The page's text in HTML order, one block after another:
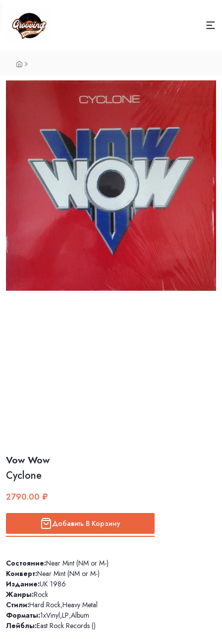
Vow Wow
Cyclone
2790.00 ₽
Добавить В Корзину
Состояние:Near Mint (NM or M-)
Конверт:Near Mint (NM or M-)
Издание:UK 1986
Жанры:Rock
Стили:Hard Rock,Heavy Metal
Форматы:1xVinyl,LP,Album
Лейблы:East Rock Records ()